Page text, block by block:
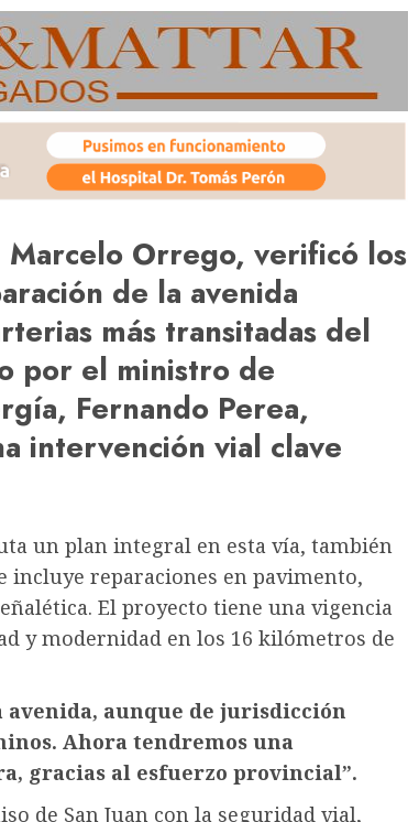
Marcelo Orrego, verificó los
de la avenida
más transitadas del
por el ministro de
Fernando Perea,
intervención vial clave
un plan integral en esta vía, también
incluye reparaciones en pavimento,
El proyecto tiene una vigencia
y modernidad en los 16 kilómetros de
avenida, aunque de jurisdicción
Ahora tendremos una
gracias al esfuerzo provincial”.
de San Juan con la seguridad vial,